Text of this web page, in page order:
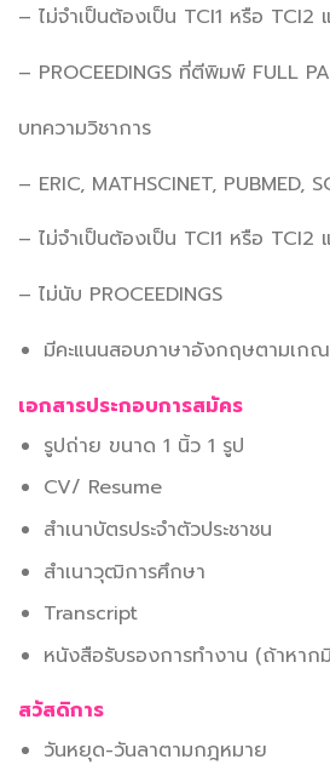
– ไม่จำเป็นต้องเป็น TCI1 หรือ
– PROCEEDINGS ที่ตีพิมพ์ FULL
บทความวิชาการ
– ERIC, MATHSCINET, PUBMED,
– ไม่จำเป็นต้องเป็น TCI1 หรือ
– ไม่นับ PROCEEDINGS
มีคะแนนสอบภาษาอังกฤษตามเก
เอกสารประกอบการสมัคร
รูปถ่าย ขนาด 1 นิ้ว 1 รูป
CV/ Resume
สำเนาบัตรประจำตัวประชาชน
สำเนาวุฒิการศึกษา
Transcript
หนังสือรับรองการทำงาน (ถ้าหาก
สวัสดิการ
วันหยุด-วันลาตามกฎหมาย